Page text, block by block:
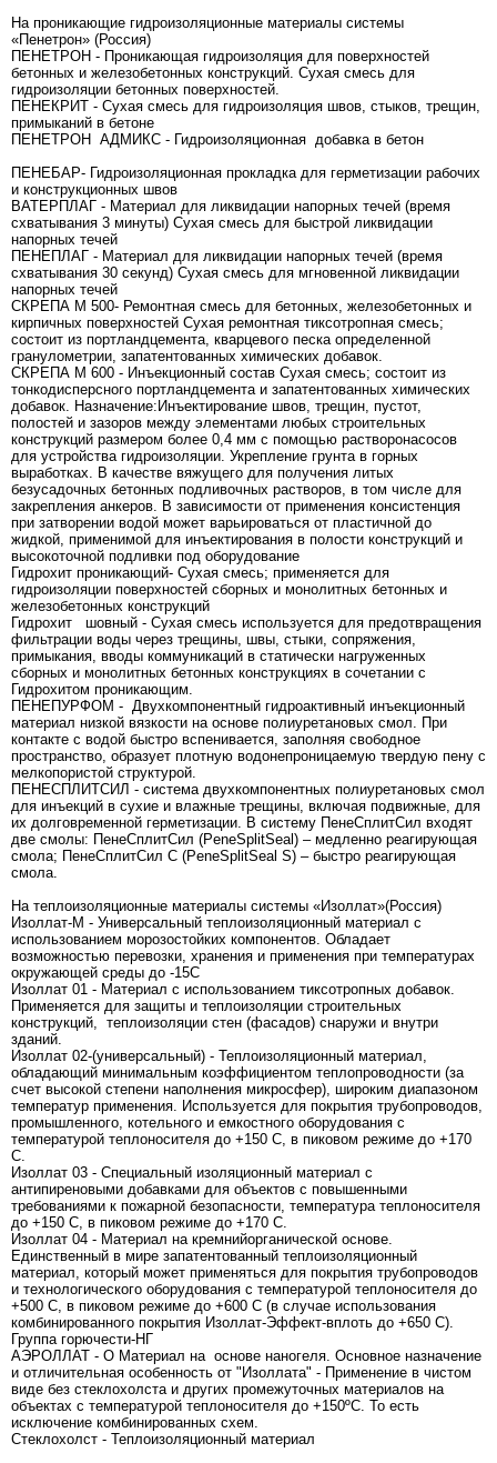
Hа проникающие гидроизоляционные материалы системы
«Пенетрон» (Россия)
ПЕНЕТРОН - Проникающая гидроизоляция для поверхностей
бетонных и железобетонных конструкций. Сухая смесь для
гидроизоляции бетонных поверхностей.
ПЕНЕКРИТ - Сухая смесь для гидроизоляция швов, стыков, трещин,
примыканий в бетоне
ПЕНЕТРОН АДМИКС - Гидроизоляционная добавка в бетон
ПЕНЕБАР- Гидроизоляционная прокладка для герметизации рабочих
и конструкционных швов
ВАТЕРПЛАГ - Материал для ликвидации напорных течей (время
схватывания 3 минуты) Сухая смесь для быстрой ликвидации
напорных течей
ПЕНЕПЛАГ - Материал для ликвидации напорных течей (время
схватывания 30 секунд) Сухая смесь для мгновенной ликвидации
напорных течей
СКРЕПА М 500- Ремонтная смесь для бетонных, железобетонных и
кирпичных поверхностей Сухая ремонтная тиксотропная смесь;
состоит из портландцемента, кварцевого песка определенной
гранулометрии, запатентованных химических добавок.
СКРЕПА М 600 - Инъекционный состав Сухая смесь; состоит из
тонкодисперсного портландцемента и запатентованных химических
добавок. Назначение:Инъектирование швов, трещин, пустот,
полостей и зазоров между элементами любых строительных
конструкций размером более 0,4 мм с помощью растворонасосов
для устройства гидроизоляции. Укрепление грунта в горных
выработках. В качестве вяжущего для получения литых
безусадочных бетонных подливоч­ных растворов, в том числе для
закрепления анкеров. В зависимости от применения консистенция
при затворении водой может варьироваться от пластичной до
жидкой, применимой для инъектирования в полости конструкций и
высокоточной подливки под оборудование
Гидрохит проникающий- Сухая смесь; применяется для
гидроизоляции поверхностей сборных и монолитных бетонных и
железобетонных конструкций
Гидрохит шовный - Сухая смесь используется для предотвращения
фильтрации воды через трещины, швы, стыки, сопряжения,
примыкания, вводы коммуникаций в статически нагруженных
сборных и монолитных бетонных конструкциях в сочетании с
Гидрохитом проникающим.
ПЕНЕПУРФОМ - Двухкомпонентный гидроактивный инъекционный
материал низкой вязкости на основе полиуретановых смол. При
контакте с водой быстро вспенивается, заполняя свободное
пространство, образует плотную водонепроницаемую твердую пену с
мелкопористой структурой.
ПЕНЕСПЛИТСИЛ - система двухкомпонентных полиуретановых смол
для инъекций в сухие и влажные трещины, включая подвижные, для
их долговременной герметизации. В систему ПенеСплитСил входят
две смолы: ПенеСплитСил (PeneSplitSeal) – медленно реагирующая
смола; ПенеСплитСил С (PeneSplitSeal S) – быстро реагирующая
смола.
Hа теплоизоляционные материалы системы «Изоллат»(Россия)
Изоллат-М - Универсальный теплоизоляционный материал с
использованием морозостойких компонентов. Обладает
возможностью перевозки, хранения и применения при температурах
окружающей среды до -15С
Изоллат 01 - Материал с использованием тиксотропных добавок.
Применяется для защиты и теплоизоляции строительных
конструкций, теплоизоляции стен (фасадов) снаружи и внутри
зданий.
Изоллат 02-(универсальный) - Теплоизоляционный материал,
обладающий минимальным коэффициентом теплопроводности (за
счет высокой степени наполнения микросфер), широким диапазоном
температур применения. Используется для покрытия трубопроводов,
промышленного, котельного и емкостного оборудования с
температурой теплоносителя до +150 С, в пиковом режиме до +170
С.
Изоллат 03 - Специальный изоляционный материал с
антипиреновыми добавками для объектов с повышенными
требованиями к пожарной безопасности, температура теплоносителя
до +150 С, в пиковом режиме до +170 С.
Изоллат 04 - Материал на кремнийорганической основе.
Единственный в мире запатентованный теплоизоляционный
материал, который может применяться для покрытия трубопроводов
и технологического оборудования с температурой теплоносителя до
+500 С, в пиковом режиме до +600 С (в случае использования
комбинированного покрытия Изоллат-Эффект-вплоть до +650 С).
Группа горючести-НГ
АЭРОЛЛАТ - О Материал на основе наногеля. Основное назначение
и отличительная особенность от "Изоллата" - Применение в чистом
виде без стеклохолста и других промежуточных материалов на
объектах с температурой теплоносителя до +150ºС. То есть
исключение комбинированных схем.
Стеклохолст - Теплоизоляционный материал